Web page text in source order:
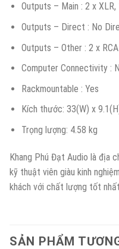
Outputs – Main : 2 x
Outputs – Direct : No
Outputs – Other : 2 x
Computer Connectivity :
Rackmountable : Yes
Kích thước: 33(W) x
Trọng lượng: 4.58 kg
Khang Phú Đạt Audio là địa
kỹ thuật viên giàu kinh
khách với chất lượng tốt
SẢN PHẨM